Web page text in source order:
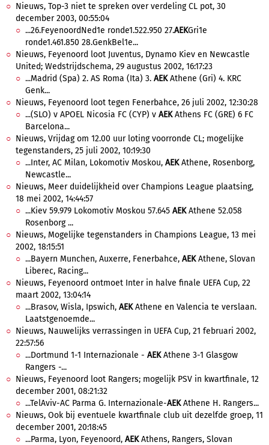
Nieuws, Top-3 niet te spreken over verdeling CL pot, 30
december 2003, 00:55:04
...26.FeyenoordNed1e ronde1.522.950 27.AEKGri1e
ronde1.461.850 28.GenkBel1e...
Nieuws, Feyenoord loot Juventus, Dynamo Kiev en Newcastle
United; Wedstrijdschema, 29 augustus 2002, 16:17:23
...Madrid (Spa) 2. AS Roma (Ita) 3. AEKAthene (Gri) 4. KRC
Genk...
Nieuws, Feyenoord loot tegen Fenerbahce, 26 juli 2002, 12:30:28
...(SLO) v APOEL Nicosia FC (CYP) v AEKAthens FC (GRE) 6 FC
Barcelona...
Nieuws, Vrijdag om 12.00 uur loting voorronde CL; mogelijke
tegenstanders, 25 juli 2002, 10:19:30
...Inter, AC Milan, Lokomotiv Moskou, AEKAthene, Rosenborg,
Newcastle...
Nieuws, Meer duidelijkheid over Champions League plaatsing,
18 mei 2002, 14:44:57
...Kiev 59.979 Lokomotiv Moskou 57.645 AEKAthene 52.058
Rosenborg ...
Nieuws, Mogelijke tegenstanders in Champions League, 13 mei
2002, 18:15:51
...Bayern Munchen, Auxerre, Fenerbahce, AEKAthene, Slovan
Liberec, Racing...
Nieuws, Feyenoord ontmoet Inter in halve finale UEFA Cup, 22
maart 2002, 13:04:14
...Brasov, Wisla, Ipswich, AEKAthene en Valencia te verslaan.
Laatstgenoemde...
Nieuws, Nauwelijks verrassingen in UEFA Cup, 21 februari 2002,
22:57:56
...Dortmund 1-1 Internazionale - AEKAthene 3-1 Glasgow
Rangers -...
Nieuws, Feyenoord loot Rangers; mogelijk PSV in kwartfinale, 12
december 2001, 08:21:32
...TelAviv-AC Parma G. Internazionale-AEKAthene H. Rangers...
Nieuws, Ook bij eventuele kwartfinale club uit dezelfde groep, 11
december 2001, 20:18:45
...Parma, Lyon, Feyenoord, AEKAthens, Rangers, Slovan